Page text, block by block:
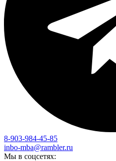
8-903-984-45-85
inbo-mba@rambler.ru
Мы в соцсетях: